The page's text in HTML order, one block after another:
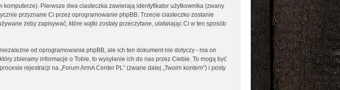
Pierwsze dwa ciasteczka zawierają identyfikator użytkownika (zwany
przyznane Ci przez oprogramowanie phpBB. Trzecie ciasteczko zostanie
żeby zapisywać, które wątki zostały przeczytane, ułatwiając Ci w ten sposób
od oprogramowania phpBB, ale ich ten dokument nie dotyczy - ma on
zbieramy informacje o Tobie, to wysyłanie ich do nas przez Ciebie. To mogą być
rejestracji na „Forum ArmA Center PL” (zwane dalej „Twoim kontem”) i posty